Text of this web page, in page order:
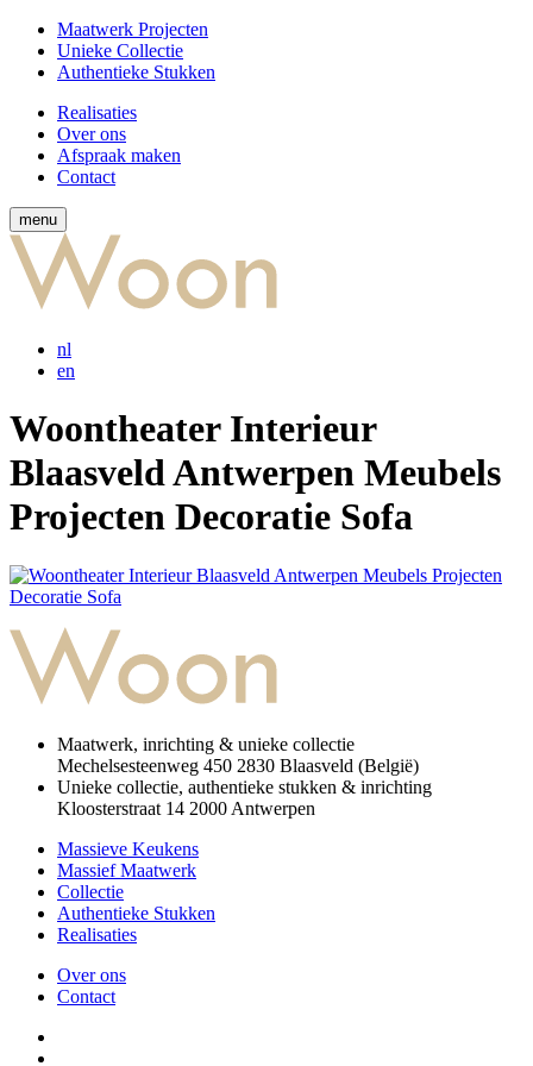
Maatwerk Projecten
Unieke Collectie
Authentieke Stukken
Realisaties
Over ons
Afspraak maken
Contact
menu
nl
en
Woontheater Interieur
Blaasveld Antwerpen Meubels
Projecten Decoratie Sofa
Maatwerk, inrichting & unieke collectie
Mechelsesteenweg 450 2830 Blaasveld (België)
Unieke collectie, authentieke stukken & inrichting
Kloosterstraat 14 2000 Antwerpen
Massieve Keukens
Massief Maatwerk
Collectie
Authentieke Stukken
Realisaties
Over ons
Contact